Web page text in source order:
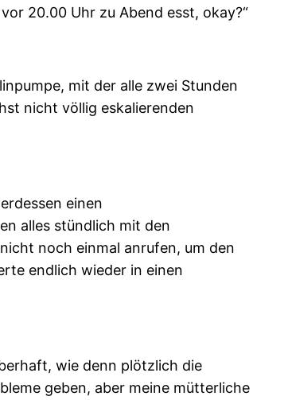
20.00 Uhr zu Abend esst, okay?“
mit der alle zwei Stunden
nicht völlig eskalierenden
einen
alles stündlich mit den
noch einmal anrufen, um den
endlich wieder in einen
wie denn plötzlich die
geben, aber meine mütterliche